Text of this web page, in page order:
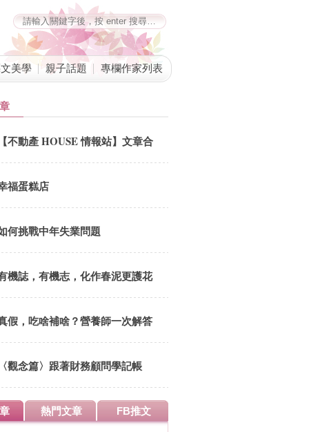
美學 親子話題 專欄作家列表
【不動產 HOUSE 情報站】文章合
公告
福蛋糕店
何挑戰中年失業問題
機誌，有機志，化作春泥更護花
鳳招 總編追思會5.18(六) 12:00-
假，吃啥補啥？營養師一次解答
〈觀念篇〉跟著財務顧問學記帳
熱門文章 FB推文